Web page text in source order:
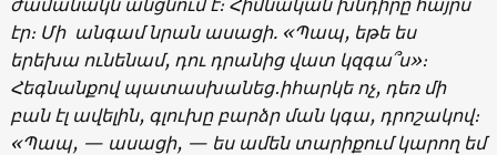
էր։ Մի անգամ նրան ասացի. «Պապ, եթե ես
երեխա ունենամ, դու դրանից վատ կզգա՞ս»։
Հեգնանքով պատասխանեց․իհարկե ոչ, դեռ մի
բան էլ ավելին, գլուխը բարձր ման կգա, դրոշակով։
«Պապ, — ասացի, — ես ամեն տարիքում կարող եմ